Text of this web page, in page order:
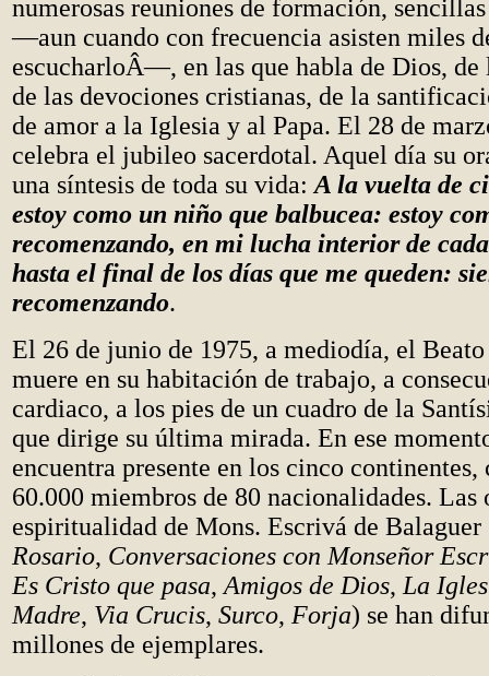
numerosas reuniones de formación,
—aun cuando con frecuencia asisten miles
escucharloÂ—, en las que habla de Dios, de
de las devociones cristianas, de la
de amor a la Iglesia y al Papa. El 28 de
celebra el jubileo sacerdotal. Aquel día su
una síntesis de toda su vida: A la vuelta de
estoy como un niño que balbucea: estoy
recomenzando, en mi lucha interior de
hasta el final de los días que me queden:
recomenzando.
El 26 de junio de 1975, a mediodía, el Beato
muere en su habitación de trabajo, a
cardiaco, a los pies de un cuadro de la
que dirige su última mirada. En ese
encuentra presente en los cinco continentes,
60.000 miembros de 80 nacionalidades. Las
espiritualidad de Mons. Escrivá de Balaguer
Rosario, Conversaciones con Monseñor
Es Cristo que pasa, Amigos de Dios, La
Madre, Via Crucis, Surco, Forja) se han
millones de ejemplares.